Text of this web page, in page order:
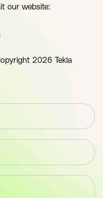
our website:
2026 Tekla